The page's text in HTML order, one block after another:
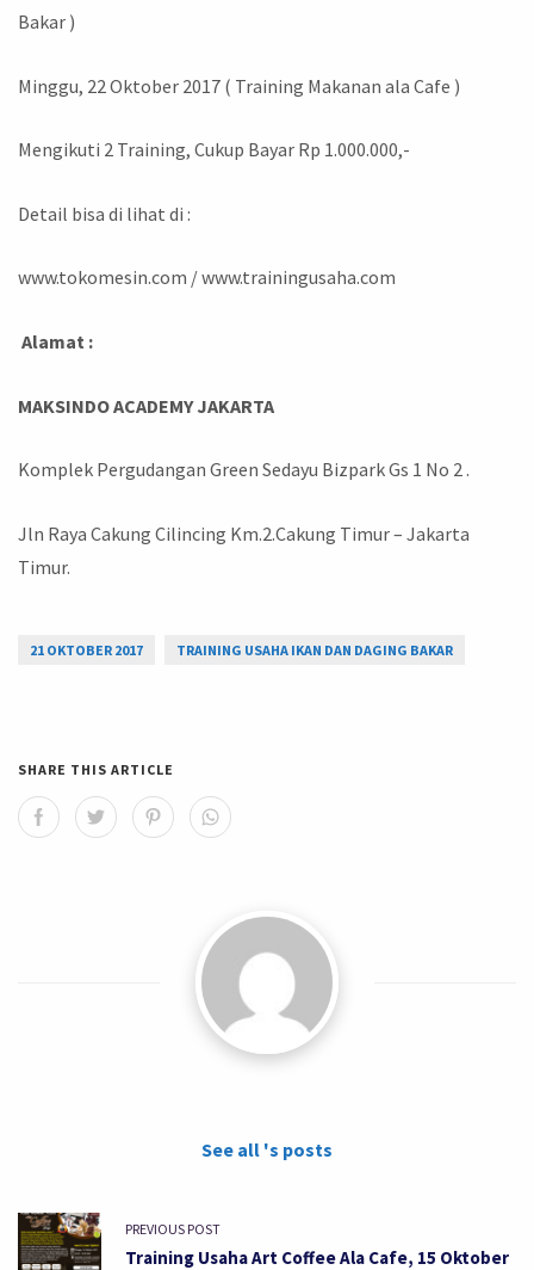
Bakar )
Minggu, 22 Oktober 2017 ( Training Makanan ala Cafe )
Mengikuti 2 Training, Cukup Bayar Rp 1.000.000,-
Detail bisa di lihat di :
www.tokomesin.com / www.trainingusaha.com
Alamat :
MAKSINDO ACADEMY JAKARTA
Komplek Pergudangan Green Sedayu Bizpark Gs 1 No 2 .
Jln Raya Cakung Cilincing Km.2.Cakung Timur – Jakarta
Timur.
21 OKTOBER 2017 TRAINING USAHA IKAN DAN DAGING BAKAR
SHARE THIS ARTICLE
See all 's posts
PREVIOUS POST
Training Usaha Art Coffee Ala Cafe, 15 Oktober